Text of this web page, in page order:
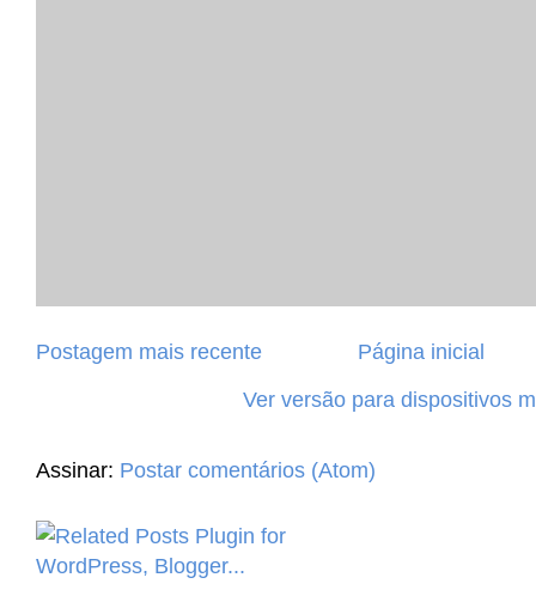
Postagem mais recente
Página inicial
Ver versão para dispositivos
Assinar: Postar comentários (Atom)